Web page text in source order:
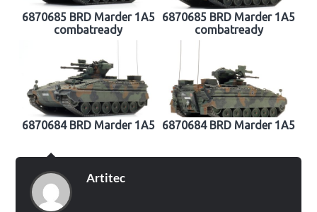
6870685 BRD Marder 1A5
combatready
6870685 BRD Marder 1A5
combatready
6870684 BRD Marder 1A5 6870684 BRD Marder 1A5
Artitec